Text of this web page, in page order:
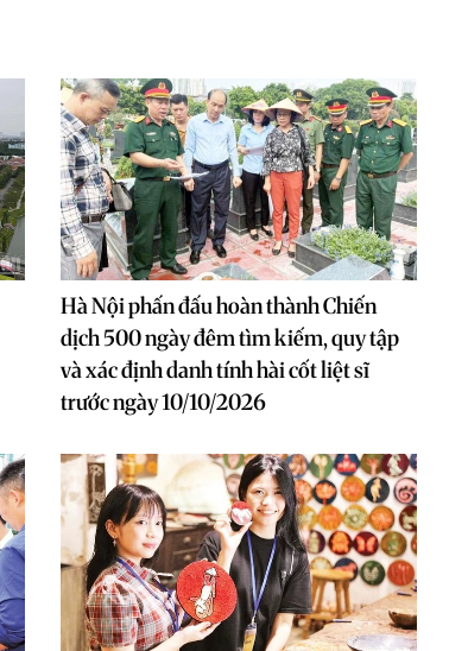
Hà Nội phấn đấu hoàn thành Chiến
dịch 500 ngày đêm tìm kiếm, quy tập
và xác định danh tính hài cốt liệt sĩ
trước ngày 10/10/2026